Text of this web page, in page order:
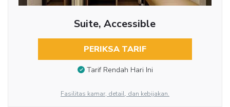
Suite, Accessible
PERIKSA TARIF
Tarif Rendah Hari Ini
Fasilitas kamar, detail, dan kebijakan.